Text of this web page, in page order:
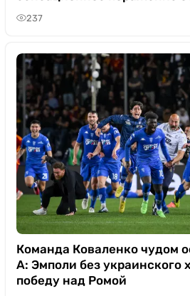
237
Команда Коваленко чудом
А: Эмполи без украинского
победу над Ромой